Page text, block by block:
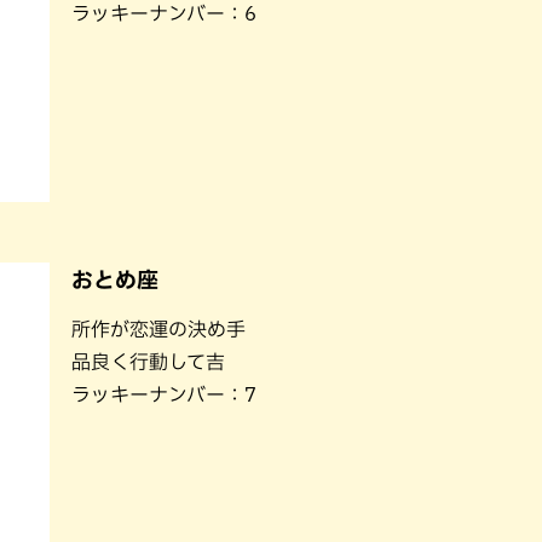
ラッキーナンバー：6
おとめ座
所作が恋運の決め手
品良く行動して吉
ラッキーナンバー：7